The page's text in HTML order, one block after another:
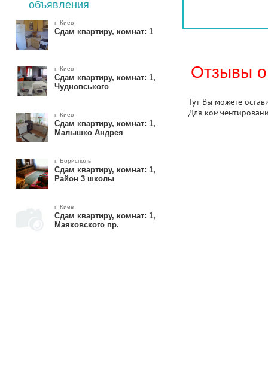
объявления
г. Киев
Сдам квартиру, комнат: 1
г. Киев
Сдам квартиру, комнат: 1,
Чудновського
г. Киев
Сдам квартиру, комнат: 1,
Малышко Андрея
г. Борисполь
Сдам квартиру, комнат: 1,
Район 3 школы
г. Киев
Сдам квартиру, комнат: 1,
Маяковского пр.
Отзывы о
Тут Вы можете
Для